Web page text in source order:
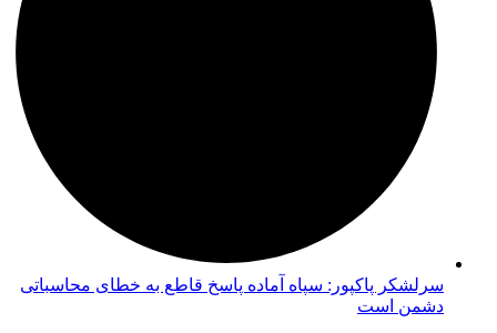
سرلشکر پاکپور: سپاه آماده پاسخ قاطع به خطای محاسباتی
دشمن است